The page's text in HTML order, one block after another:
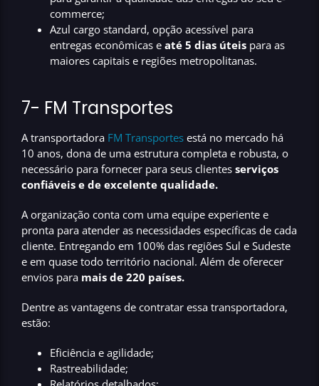
commerce;
Azul cargo standard, opção acessível para
entregas econômicas e até 5 dias úteis para as
maiores capitais e regiões metropolitanas.
7- FM Transportes
A transportadora FM Transportes está no mercado há
10 anos, dona de uma estrutura completa e robusta, o
necessário para fornecer para seus clientes serviços
confiáveis e de excelente qualidade.
A organização conta com uma equipe experiente e
pronta para atender as necessidades específicas de cada
cliente. Entregando em 100% das regiões Sul e Sudeste
e em quase todo território nacional. Além de oferecer
envios para mais de 220 países.
Dentre as vantagens de contratar essa transportadora,
estão:
Eficiência e agilidade;
Rastreabilidade;